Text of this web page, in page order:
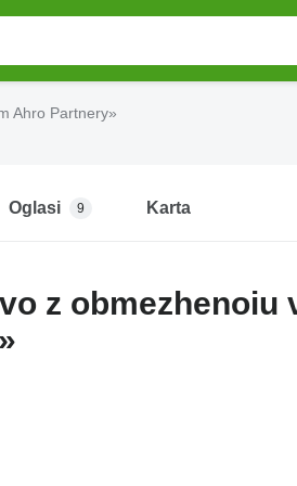
Ahro Partnery»
Oglasi 9 Karta
z